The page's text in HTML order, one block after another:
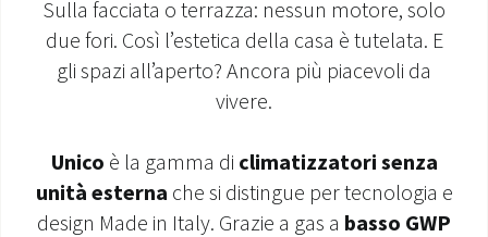
NEGOZI
CONTATTI
INCENTIVI E DETRAZIONI
Sulla facciata o terrazza: nessun motore, solo
due fori. Così l’estetica della casa è tutelata. E
gli spazi all’aperto? Ancora più piacevoli da
vivere.
Unico è la gamma di climatizzatori senza
unità esterna che si distingue per tecnologia e
design Made in Italy. Grazie a gas a basso GWP